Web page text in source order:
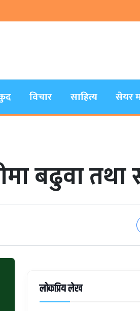
विचार साहित्य सेयर
बढुवा
लोकप्रिय लेख